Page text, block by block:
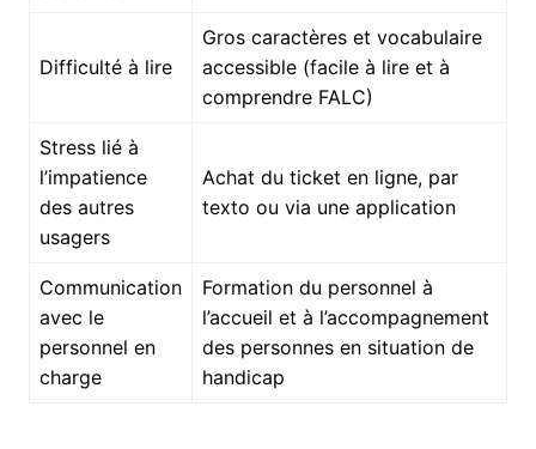
Difficulté à lire
Gros caractères et vocabulaire
accessible (facile à lire et à
comprendre FALC)
Stress lié à
l’impatience
des autres
usagers
Achat du ticket en ligne, par
texto ou via une application
Communication
avec le
personnel en
charge
Formation du personnel à
l’accueil et à l’accompagnement
des personnes en situation de
handicap